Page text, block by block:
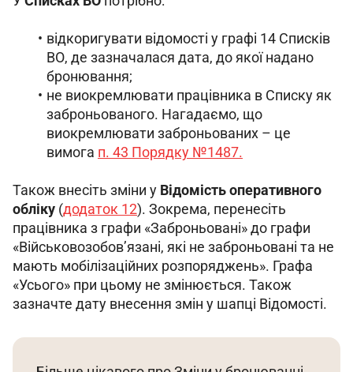
відкоригувати відомості у графі 14 Списків
ВО, де зазначалася дата, до якої надано
бронювання;
не виокремлювати працівника в Списку як
заброньованого. Нагадаємо, що
виокремлювати заброньованих – це
вимога п. 43 Порядку №1487.
Також внесіть зміни у Відомість оперативного
обліку (додаток 12). Зокрема, перенесіть
працівника з графи «Заброньовані» до графи
«Військовозобов’язані, які не заброньовані та не
мають мобілізаційних розпоряджень». Графа
«Усього» при цьому не змінюється. Також
зазначте дату внесення змін у шапці Відомості.